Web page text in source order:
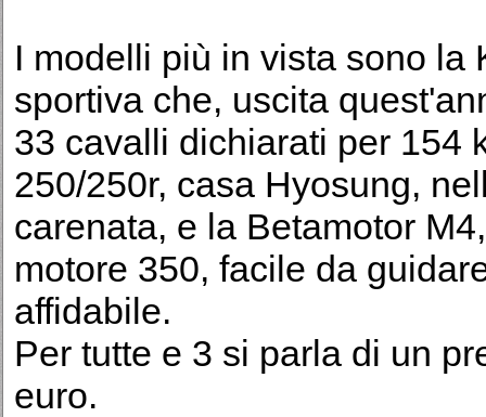
I modelli più in vista sono la
sportiva che, uscita
33 cavalli dichiarati per 154
250/250r, casa Hyosung,
carenata, e la Betamotor
motore 350, facile da
affidabile.
Per tutte e 3 si parla di un
euro.